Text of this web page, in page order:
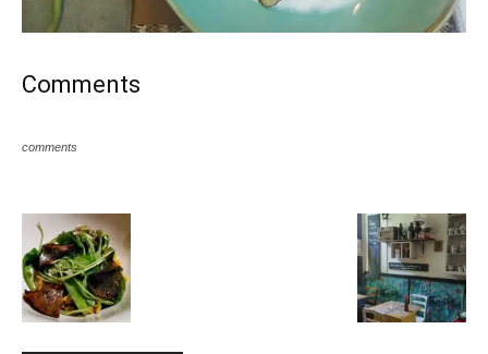
Comments
comments